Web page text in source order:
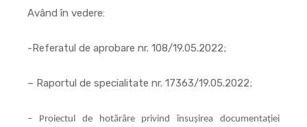
Având în vedere:
-Referatul de aprobare nr. 108/19.05.2022;
– Raportul de specialitate nr. 17363/19.05.2022;
– Proiectul de hotărâre privind însușirea documentației